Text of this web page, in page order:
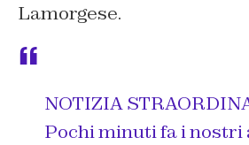
Lamorgese.
NOTIZIA
Pochi minuti fa i nostri